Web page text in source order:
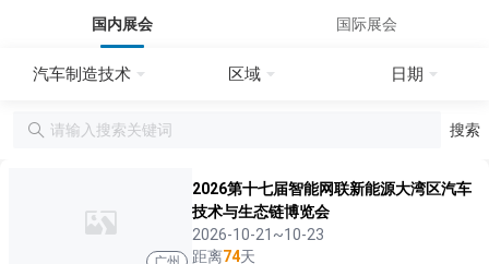
国内展会 国际展会
汽车制造技术 区域 日期
搜索
2026第十七届智能网联新能源大湾区汽车
技术与生态链博览会
2026-10-21~10-23
距离74天